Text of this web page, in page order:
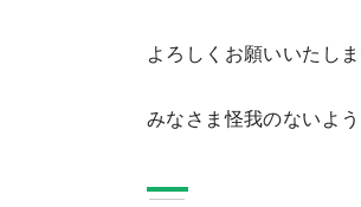
よろしくお願いいたしま
みなさま怪我のないよ